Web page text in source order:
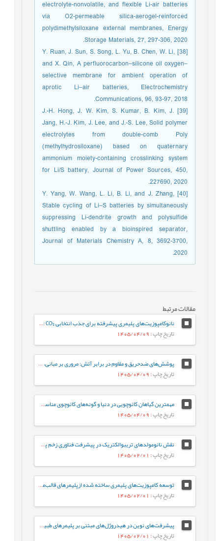
electrolyte-nonvolatile, and flexible Li-air batteries
via O2-permeable silica-aerogel-reinforced
polydimethylsiloxane external membranes, Energy
Storage Materials, 27, 297-306, 2020.
[38] Y. Ruan, J. Sun, S. Song, L. Yu, B. Chen, W. Li,
and X. Qin, A perfluorocarbon–silicone oil oxygen–
selective membrane for ambient operation of
aprotic Li–air batteries, Electrochemistry
Communications, 96, 93-97, 2018.
[39] J.-H. Hong, J. W. Kim, S. Kumar, B. Kim, J.
Jang, H.-J. Kim, J. Lee, and J.-S. Lee, Solid polymer
electrolytes from double-comb Poly
(methylhydrosiloxane) based on quaternary
ammonium moiety-containing crosslinking system
for Li/S battery, Journal of Power Sources, 450,
227690, 2020.
[40] Y. Yang, W. Wang, L. Li, B. Li, and J. Zhang,
Stable cycling of Li–S batteries by simultaneously
suppressing Li-dendrite growth and polysulfide
shuttling enabled by a bioinspired separator,
Journal of Materials Chemistry A, 8, 3692-3700,
2020.
مقالات مرتبط
نانوکامپوزیت‌های پلیمری پیشرفته برای جذب انتخابی CO₂ : از طراحی تا کاربرد در کاهش گازهای گلخانه‌ای
تاریخ چاپ: 1405/04/09
پوشش‌های ضدحریق و مقاوم در برابر آتش: مروری بر مبانی، بهینه‌سازی فرمولاسیون و فناوری‌های نوین
تاریخ چاپ: 1405/04/09
مهمترین گیاهان کائوچویی در دنیا و گونه‌های کائوچوی مناسب برای ایران
تاریخ چاپ: 1405/04/09
نقش نانومولدهای تریبوالکتریک در پیشرفت فناوری زخم پوش های پلیمری
تاریخ چاپ: 1405/02/01
توسعه کامپوزیت‌های پلیمری ساخته شده ازپلیمرهای قالب‌مولکولی با تلفیق آن‌ها با چارچوب‌های آلی–کووالانسی و فلز-آلی برای کاربردهای زیست‌محیطی، علوم پزشکی و ایمنی غذایی
تاریخ چاپ: 1405/02/01
پیشرفت‌های نوین در هیدروژل‌های مبتنی بر پلیمرهای طبیعی: از سنتز تا کاربرد و چشم‌اندازهای آینده در حوزه‌های زیست پزشکی، ریزاستخراج و محیط ‌زیست
تاریخ چاپ: 1405/02/01